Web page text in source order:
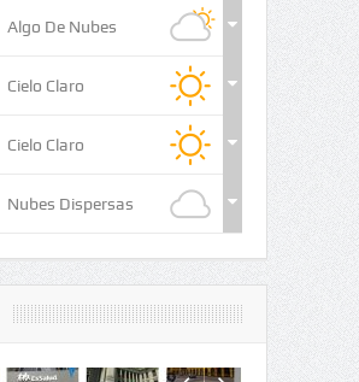
Algo De Nubes
Cielo Claro
Cielo Claro
Nubes Dispersas